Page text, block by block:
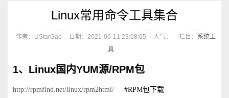
Linux常用命令工具集合
作者：UStarGao 日期：2021-06-11 23:08:05 人气： 栏目： 系统工
具
1、Linux国内YUM源/RPM包
http://rpmfind.net/linux/rpm2html/ #RPM包下载